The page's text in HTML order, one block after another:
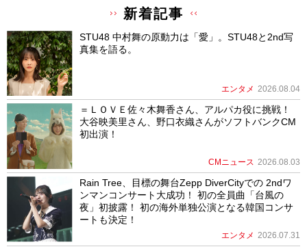
新着記事
STU48 中村舞の原動力は「愛」。STU48と2nd写
真集を語る。
エンタメ 2026.08.04
＝ＬＯＶＥ佐々木舞香さん、アルパカ役に挑戦！
大谷映美里さん、野口衣織さんがソフトバンクCM
初出演！
CMニュース 2026.08.03
Rain Tree、目標の舞台Zepp DiverCityでの 2ndワ
ンマンコンサート大成功！ 初の全員曲「台風の
夜」初披露！ 初の海外単独公演となる韓国コンサ
ートも決定！
エンタメ 2026.07.31